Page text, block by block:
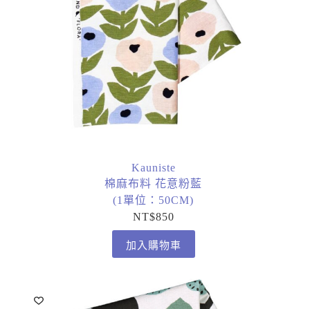
Kauniste
棉麻布料 花意粉藍
(1單位：50CM)
NT$850
加入購物車